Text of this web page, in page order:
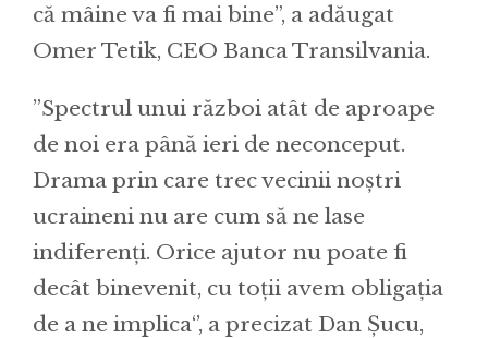
că mâine va fi mai bine”, a adăugat
Omer Tetik, CEO Banca Transilvania.
”Spectrul unui război atât de aproape
de noi era până ieri de neconceput.
Drama prin care trec vecinii noștri
ucraineni nu are cum să ne lase
indiferenți. Orice ajutor nu poate fi
decât binevenit, cu toții avem obligația
de a ne implica‘’, a precizat Dan Șucu,